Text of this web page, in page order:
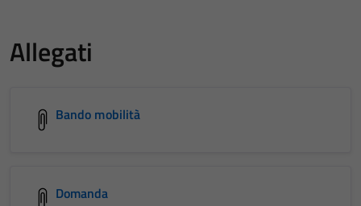
Allegati
Bando mobilità
Domanda